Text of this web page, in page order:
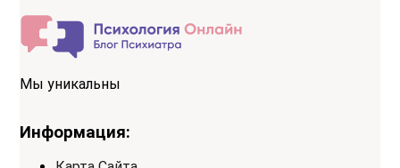
Мы уникальны
Информация: